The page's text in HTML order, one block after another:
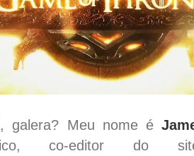
galera? Meu nome é
co-editor do